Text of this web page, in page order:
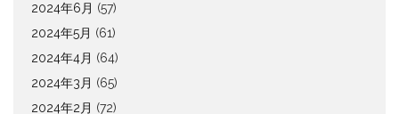
2024年6月 (57)
2024年5月 (61)
2024年4月 (64)
2024年3月 (65)
2024年2月 (72)